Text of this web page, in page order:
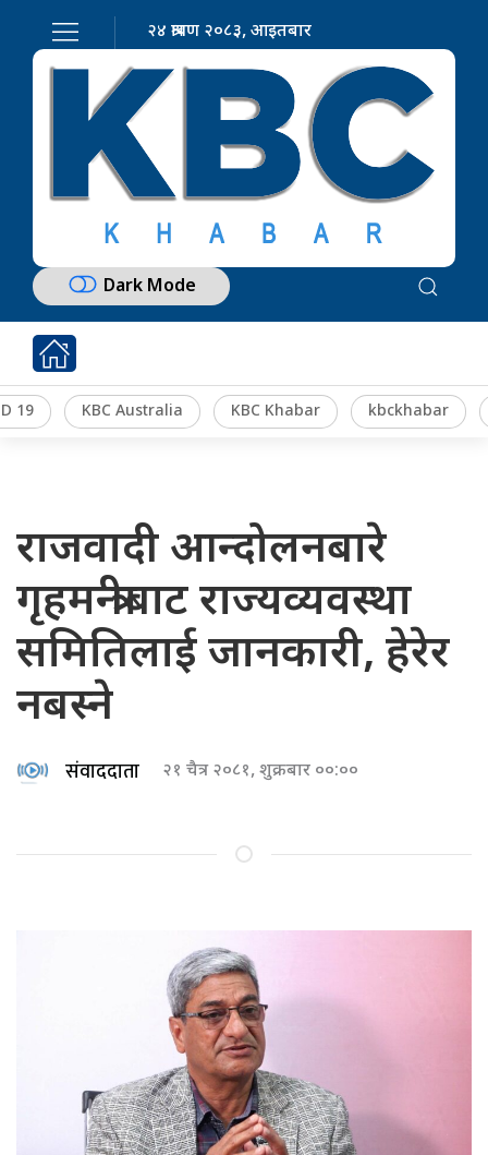
२४ श्रावण २०८३, आइतबार
Dark Mode
19 KBC Australia KBC Khabar kbckhabar
राजवादी आन्दोलनबारे
गृहमन्त्रीबाट राज्यव्यवस्था
समितिलाई जानकारी, हेरेर
नबस्ने
संवाददाता २१ चैत्र २०८१, शुक्रबार ००:००